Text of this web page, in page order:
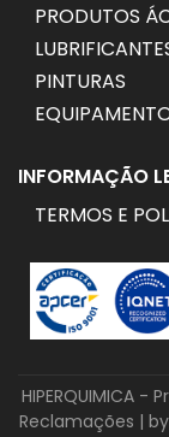
PRODUTOS
PINTURAS
INFORMAÇÃO
TERMOS E
HIPERQUIMICA -
Reclamações | by